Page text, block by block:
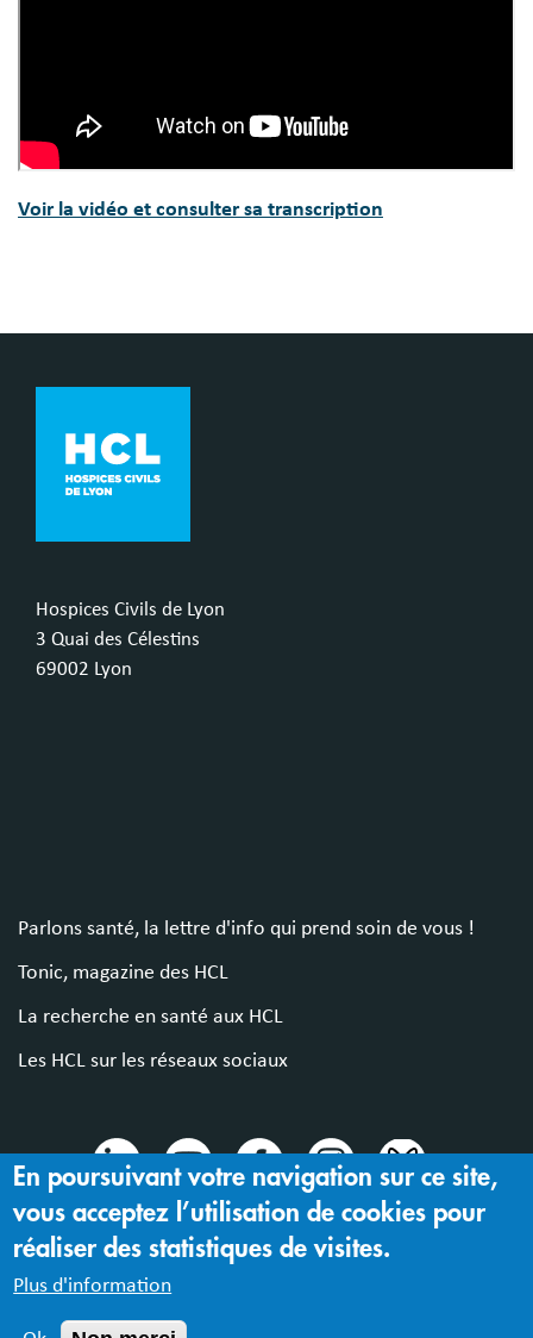
Voir la vidéo et consulter sa transcription
Hospices Civils de Lyon
3 Quai des Célestins
69002 Lyon
Parlons santé, la lettre d'info qui prend soin de vous !
Tonic, magazine des HCL
La recherche en santé aux HCL
Les HCL sur les réseaux sociaux
Mentions légales |
Accessibilité : partiellement conforme
En poursuivant votre navigation sur ce site,
vous acceptez l’utilisation de cookies pour
réaliser des statistiques de visites.
Plus d'information